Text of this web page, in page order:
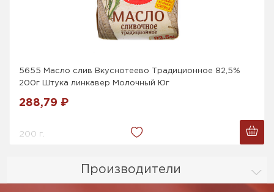
Производители
5655 Масло слив Вкуснотеево Традиционное 82,5%
200г Штука линкавер Молочный Юг
288,79 ₽
200 г.